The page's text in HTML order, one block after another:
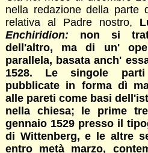
nella redazione della parte
relativa al Padre nostro,
Enchiridion:
non si
dell'altro, ma di un'
parallela, basata anch'
1528. Le singole parti
pubblicate in forma dì
alle pareti come basi
nella chiesa; le prime
gennaio 1529 presso il
di Wittenberg, e le altre
entro metà marzo,